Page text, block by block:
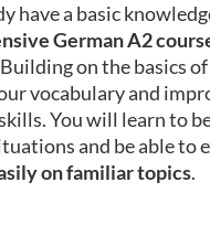
have a basic
German A2
on the basics
vocabulary and
You will learn to
and be able to
on familiar topics.